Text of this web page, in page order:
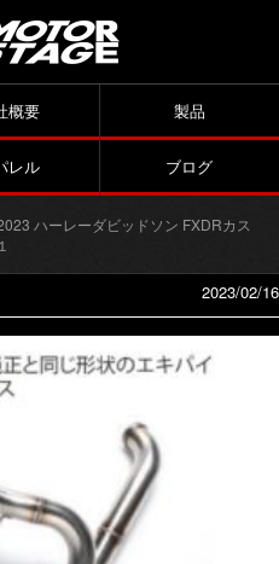
概要 製品
レル ブログ
ハーレーダビッドソン FXDRカス
2023/02/16